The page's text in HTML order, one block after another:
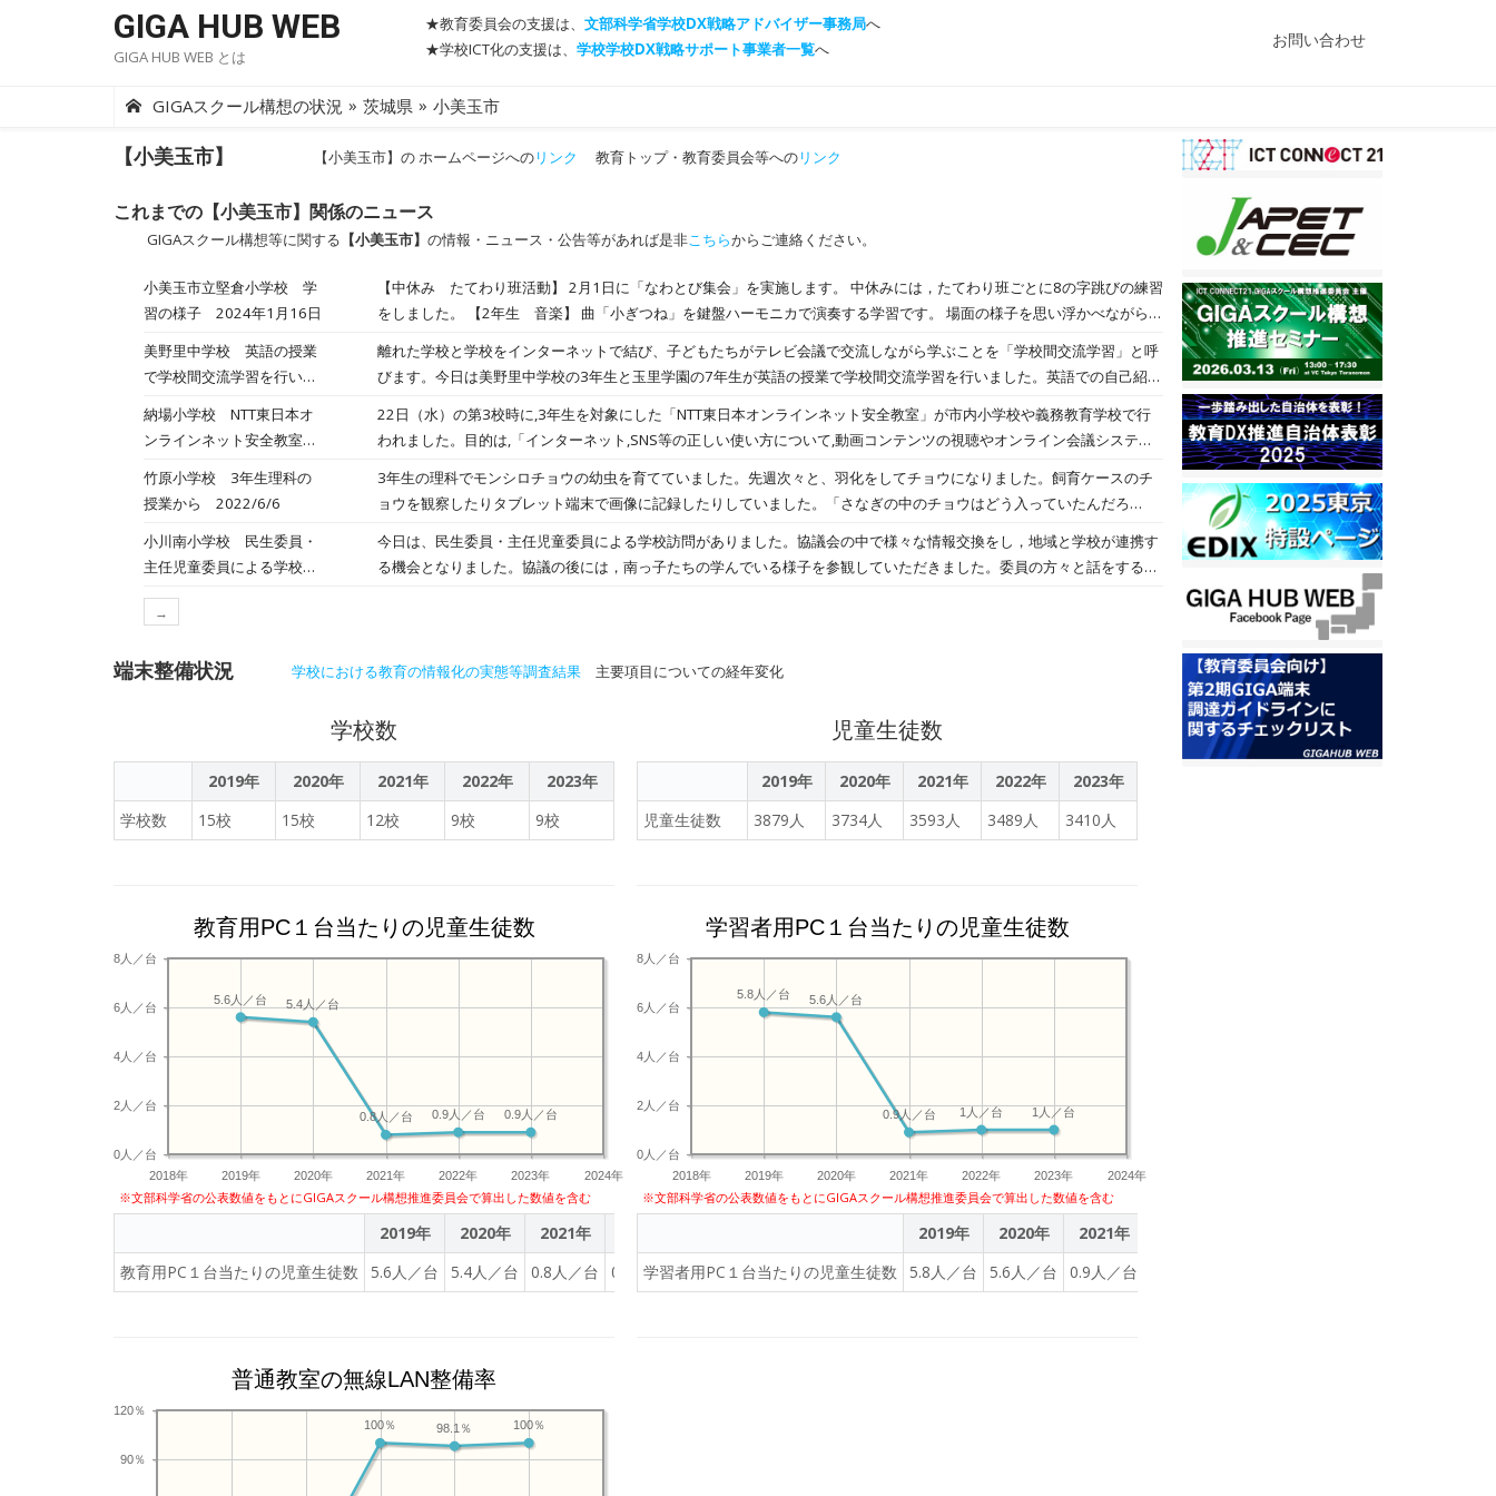
GIGA HUB WEB
GIGA HUB WEB とは
★教育委員会の支援は、 文部科学省学校DX戦略アドバイザー事務局へ
★学校ICT化の支援は、 学校学校DX戦略サポート事業者一覧へ お問い合わせ
GIGAスクール構想の状況 » 茨城県 » 小美玉市
【小美玉市】 【小美玉市】の ホームページへのリンク 教育トップ・教育委員会等へのリンク
これまでの【小美玉市】関係のニュース
GIGAスクール構想等に関する 【小美玉市】 の情報・ニュース・公告等があれば是非こちらからご連絡ください。
小美玉市立堅倉小学校 学
習の様子 2024年1月16日
【中休み たてわり班活動】 2月1日に「なわとび集会」を実施します。 中休みには，たてわり班ごとに8の字跳びの練習
をしました。 【2年生 音楽】 曲「小ぎつね」を鍵盤ハーモニカで演奏する学習です。 場面の様子を思い浮かべながら，
ろな色や形でカードを作ろう」の学習です。 青，桃色など色の名前や円，正方形，星などの形の名前を英語で学習しま
す。 カードを書き，いろいろな色や形の飾りを貼って仕上げました。 【4年生 体育】 体育館で「なわとび」の学習で
す。 なわとびチャレンジカードを使って，いろいろな跳び方の級に挑戦しています。 あやとびや交差とびにも挑戦して
います。 【5年生 算数】 「台形の面積」の学習です。 台形の面積の求め方を，タブレットを使って考えました。 友達
の解き方を確認しながら，学習を進めました。 全体で台形の「上底・下底・高さ」について学び，台形の面積の求め方を
確認しました。 ☆書き初め 多目的室で，題字「新しい風」を書きました。 【6年生 書き初め】 題字は「将来の夢」
で，あと2か月で小学校を卒業する6年生にぴったりの言葉です。 教室と多目的室に分かれて，集中して書きました。
美野里中学校 英語の授業
で学校間交流学習を行いま
離れた学校と学校をインターネットで結び、子どもたちがテレビ会議で交流しながら学ぶことを「学校間交流学習」と呼
びます。今日は美野里中学校の3年生と玉里学園の7年生が英語の授業で学校間交流学習を行いました。英語での自己紹介
まで聞く・質問するなど、聴き手を意識した必要感のある英語活動をすることができました。
納場小学校 NTT東日本オ
ンラインネット安全教室が
2022/6/22
22日（水）の第3校時に,3年生を対象にした「NTT東日本オンラインネット安全教室」が市内小学校や義務教育学校で行
われました。目的は,「インターネット,SNS等の正しい使い方について,動画コンテンツの視聴やオンライン会議システム
個人情報漏洩の恐ろしさや様々なネット・SNSトラブルについて学びました。学校でも「情報モラル教育」を進めていま
すが,ご家庭でもぜひ「スマホやタブレット,ゲーム機器等の使い方」についてお子さんと話し合い,「約束事」を決めて上
手に利活用してほしいと思います。
竹原小学校 3年生理科の
授業から 2022/6/6
3年生の理科でモンシロチョウの幼虫を育てていました。先週次々と、羽化をしてチョウになりました。飼育ケースのチ
ョウを観察したりタブレット端末で画像に記録したりしていました。「さなぎの中のチョウはどう入っていたんだろ
もたちから疑問が出てきました。子どもたちが目の前のチョウと観察記録等から考え、推論しようとしていく授業が展開
されました。
小川南小学校 民生委員・
主任児童委員による学校訪
今日は、民生委員・主任児童委員による学校訪問がありました。協議会の中で様々な情報交換をし，地域と学校が連携す
る機会となりました。協議の後には，南っ子たちの学んでいる様子を参観していただきました。委員の方々と話をする中
→
端末整備状況 学校における教育の情報化の実態等調査結果 主要項目についての経年変化
学校数
2019年 2020年 2021年 2022年
2023年
学校数
15校 15校 12校 9校 9校
児童生徒数
2019年 2020年 2021年 2022年
2023年
児童生徒数
3879人 3734人 3593人 3489人 3410人
教育用PC１台当たりの児童生徒数
2018年 2019年 2020年 2021年 2022年 2023年 2024年
0人／台
2人／台
4人／台
6人／台
8人／台
0.9人／台
0.9人／台
0.8人／台
5.4人／台
5.6人／台
※文部科学省の公表数値をもとにGIGAスクール構想推進委員会で算出した数値を含む
2019年 2020年 2021年
教育用PC１台当たりの児童生徒数
5.6人／台 5.4人／台 0.8人／台 0.9人／台 0.9人／台
学習者用PC１台当たりの児童生徒数
2018年 2019年 2020年 2021年 2022年 2023年 2024年
0人／台
2人／台
4人／台
6人／台
8人／台
1人／台
1人／台
0.9人／台
5.6人／台
5.8人／台
※文部科学省の公表数値をもとにGIGAスクール構想推進委員会で算出した数値を含む
2019年 2020年 2021年
学習者用PC１台当たりの児童生徒数
5.8人／台 5.6人／台 0.9人／台
普通教室の無線LAN整備率
90％
120％
100％
98.1％
100％